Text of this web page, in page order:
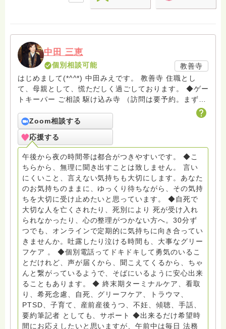
中田 三恵
個別相談可能
教善寺
はじめまして(*^^*) 中田みえです。 教善寺 住職とし
て、母親として、慌ただしく過ごしております。 ◆ゲー
トキーパー ご相談 駆け込み寺 （訪問は要予約。まずは
ターミナルケア、看取り、グリーフケア、希死念慮、自
死、産前産後うつ、育児、DV、デートDV、トラウマ、
PTSD、傾聴トレーナー、手話、要約筆記、行政相談
員、女性支援員、小学校 中学校支援員としても、ケア
サポートをしています。 ◆一般社団法人『グリーフケア
ともしび』理事長 【ともしび遺族会】運営 毎月 第１
金・昼夜2回開催（大阪駅前第3ビル） 14：00〜，18：
00〜 お問い合わせ申込⬇️こちらから
griefcare.tomoshibi@icloud.com ＊この活動は皆さま
のご支援により支えられております。ご協力をよろしく
お願いします。 ゆうちょ銀行 口座番号 普通408-
6452769 一般社団法人グリーフケアともしび ◆『ビハ
ーラサロン おしゃべりカフェひだまり』 ビハーラ和歌
山代表 居場所運営 問い合わせ申込⬇️こちらから
griefcare.tomoshibi@icloud.com ◆GEはしもとサピュ
イエ 所属 （Gender Equity 誰もが自分らしく生きるこ
とができる社会をめざして）DV・女性支援 ◆認定NPO
京都自死自殺相談センターSotto 元グリーフサポート委
員長（2018〜2024） ◆保育士.幼稚園教諭.小学校教諭.
レクリエーションインストラクター.中学校DV授業 10年
Zoom相談する
応援する
午後から夜の時間帯は都合がつきやすいです。 ◆こ
ちらから、無理に聞き出すことは致しません。 言い
にくいこと、言えない気持ちも大切にします。あなた
のお気持ちのままに、ゆっくり待ちながら、その気持
ちを大切に受け止めたいと思っています。 ◆自死で
大切な人を亡くされたり、死別により 死が受け入れ
られなかったり、心の整理がつかない方へ。30分ず
つでも、オンラインで定期的に気持ちに向き合ってい
きませんか。吐露したり泣ける時間も、大事なグリー
フケア 。 ◆個別電話ってドキドキして勇気のいるこ
とだけれど、声が届くから、聞こえてくるから、ちゃ
んと繋がっているようで、そばにいるように安心出来
ることもあります。 ◆ 終末期ターミナルケア、看取
り、希死念慮、自死、グリーフケア、トラウマ、
PTSD、子育て、産前産後うつ、不妊、傾聴、手話、
要約筆記者 としても、サポート ◆出来るだけ希望時
間にお応えしたいと思いますが、午前中は毎日 法務